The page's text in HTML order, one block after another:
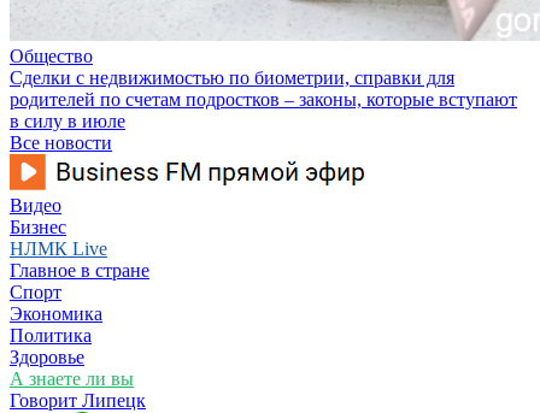
Общество
Сделки с недвижимостью по биометрии, справки для
родителей по счетам подростков – законы, которые вступают
в силу в июле
Все новости
Видео
Бизнес
НЛМК Live
Главное в стране
Спорт
Экономика
Политика
Здоровье
А знаете ли вы
Говорит Липецк